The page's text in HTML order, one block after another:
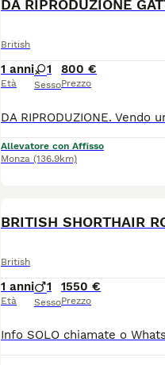
DA RIPRODUZIONE
British
1 anni
Età
1
Sesso
800 €
Prezzo
Allevatore con Affisso
Monza (136.9km)
BRITISH SHORTHAIR
British
1 anni
Età
1
Sesso
1550 €
Prezzo